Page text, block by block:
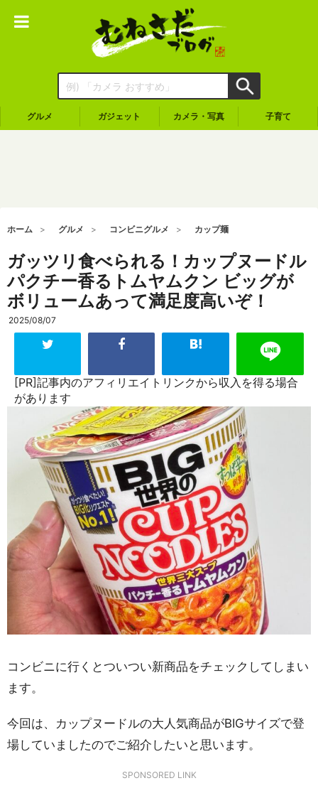
グルメ ガジェット カメラ・写真 子育て
ホーム グルメ コンビニグルメ カップ麺
ガッツリ食べられる！カップヌードル
パクチー香るトムヤムクン ビッグが
ボリュームあって満足度高いぞ！
2025/08/07
[PR]記事内のアフィリエイトリンクから収入を得る場合
があります
コンビニに行くとついつい新商品をチェックしてしまい
ます。
今回は、カップヌードルの大人気商品がBIGサイズで登
場していましたのでご紹介したいと思います。
SPONSORED LINK